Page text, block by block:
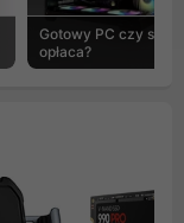
Gotowy PC czy
opłaca?